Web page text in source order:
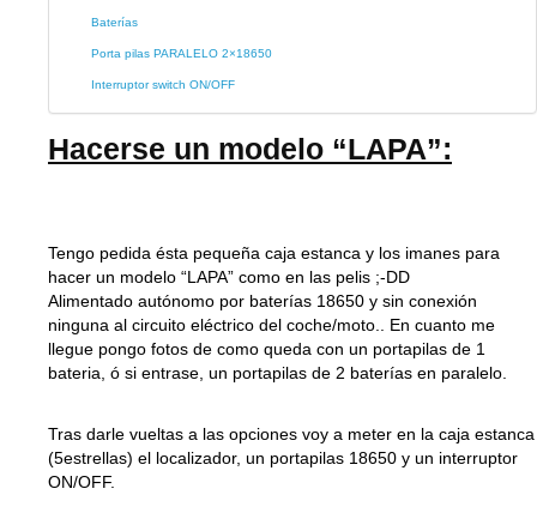
Baterías
Porta pilas PARALELO 2×18650
Interruptor switch ON/OFF
Hacerse un modelo “LAPA”:
Tengo pedida ésta pequeña caja estanca y los imanes para
hacer un modelo “LAPA” como en las pelis ;-DD
Alimentado autónomo por baterías 18650 y sin conexión
ninguna al circuito eléctrico del coche/moto.. En cuanto me
llegue pongo fotos de como queda con un portapilas de 1
bateria, ó si entrase, un portapilas de 2 baterías en paralelo.
Tras darle vueltas a las opciones voy a meter en la caja estanca
(5estrellas) el localizador, un portapilas 18650 y un interruptor
ON/OFF.